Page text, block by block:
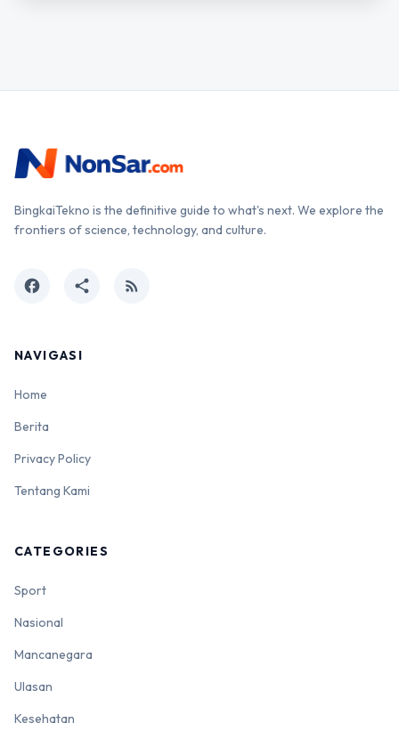
BingkaiTekno is the definitive guide to what's next. We explore the
frontiers of science, technology, and culture.
facebook share rss_feed
NAVIGASI
Home
Berita
Privacy Policy
Tentang Kami
CATEGORIES
Sport
Nasional
Mancanegara
Ulasan
Kesehatan